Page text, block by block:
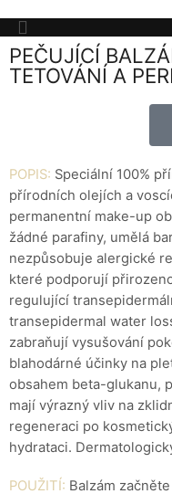
PEČUJÍCÍ
TETOVÁNÍ A
POPIS: Speciální 100%
přírodních olejích a
permanentní make-up
žádné parafiny, umělá
nezpůsobuje alergické
které podporují
regulující
transepidermal water
zabraňují vysušování
blahodárné účinky na
obsahem beta-glukanu,
mají výrazný vliv na
regeneraci po
hydrataci.
POUŽITÍ: Balzám